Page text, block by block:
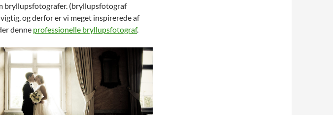
bryllupsfotografer. (bryllupsfotograf
og derfor er vi meget inspirerede af
denne professionelle bryllupsfotograf.